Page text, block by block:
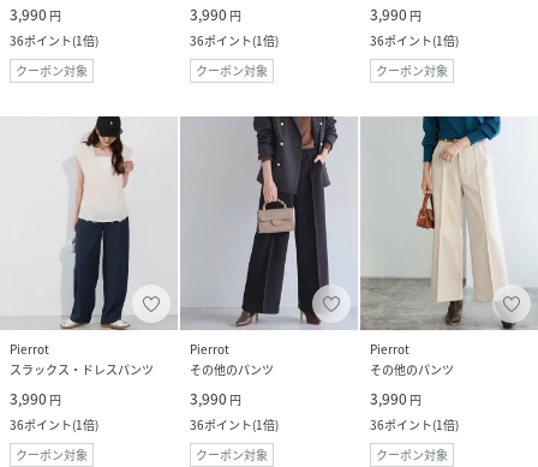
3,990 円
36ポイント(1倍)
クーポン対象
3,990 円
36ポイント(1倍)
クーポン対象
3,990 円
36ポイント(1倍)
クーポン対象
Pierrot
スラックス・ドレスパンツ
3,990 円
36ポイント(1倍)
クーポン対象
Pierrot
その他のパンツ
3,990 円
36ポイント(1倍)
クーポン対象
Pierrot
その他のパンツ
3,990 円
36ポイント(1倍)
クーポン対象